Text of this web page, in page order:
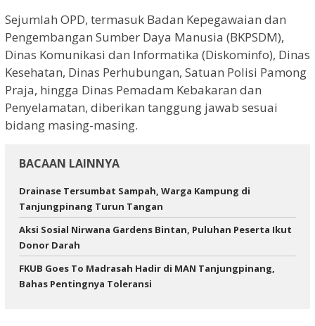
Sejumlah OPD, termasuk Badan Kepegawaian dan
Pengembangan Sumber Daya Manusia (BKPSDM),
Dinas Komunikasi dan Informatika (Diskominfo), Dinas
Kesehatan, Dinas Perhubungan, Satuan Polisi Pamong
Praja, hingga Dinas Pemadam Kebakaran dan
Penyelamatan, diberikan tanggung jawab sesuai
bidang masing-masing.
BACAAN LAINNYA
Drainase Tersumbat Sampah, Warga Kampung di
Tanjungpinang Turun Tangan
Aksi Sosial Nirwana Gardens Bintan, Puluhan Peserta Ikut
Donor Darah
FKUB Goes To Madrasah Hadir di MAN Tanjungpinang,
Bahas Pentingnya Toleransi